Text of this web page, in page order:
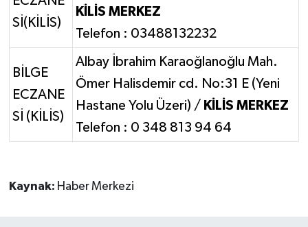
Sİ(KİLİS)
KİLİS MERKEZ
Telefon : 03488132232
BİLGE
ECZANE
Sİ (KİLİS)
Albay İbrahim Karaoğlanoğlu Mah.
Ömer Halisdemir cd. No:31 E (Yeni
Hastane Yolu Üzeri) / KİLİS MERKEZ
Telefon : 0 348 813 94 64
Kaynak: Haber Merkezi